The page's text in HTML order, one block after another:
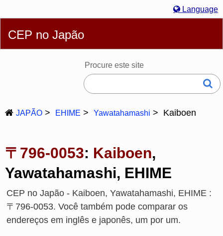
Language
Deutsch
Français
日本語
CEP no Japão
Procure este site
JAPÃO EHIME Yawatahamashi Kaiboen
〒796-0053: Kaiboen,
Yawatahamashi, EHIME
CEP no Japão - Kaiboen, Yawatahamashi, EHIME :
〒796-0053. Você também pode comparar os
endereços em inglês e japonês, um por um.